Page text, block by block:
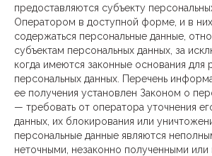
предоставляются субъекту
Оператором в доступной форме, и в
содержаться персональные данные,
субъектам персональных данных, за
когда имеются законные основания для
персональных данных. Перечень
ее получения установлен Законом о
— требовать от оператора уточнения
данных, их блокирования или
персональные данные являются
неточными, незаконно полученными или